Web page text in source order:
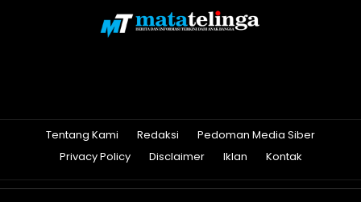
Tentang Kami Redaksi
Pedoman Media Siber
Privacy Policy
Disclaimer Iklan Kontak